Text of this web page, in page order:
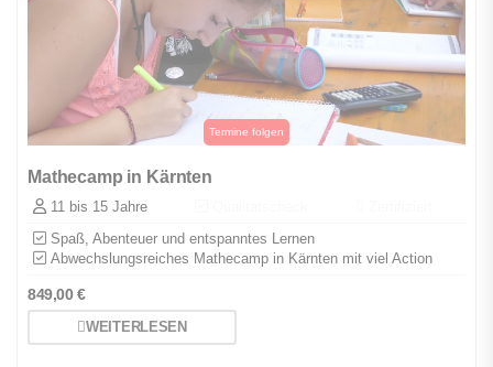
Mathecamp in Kärnten
11 bis 15 Jahre
Spaß, Abenteuer und entspanntes Lernen
Abwechslungsreiches Mathecamp in Kärnten mit viel Action
849,00€
WEITERLESEN